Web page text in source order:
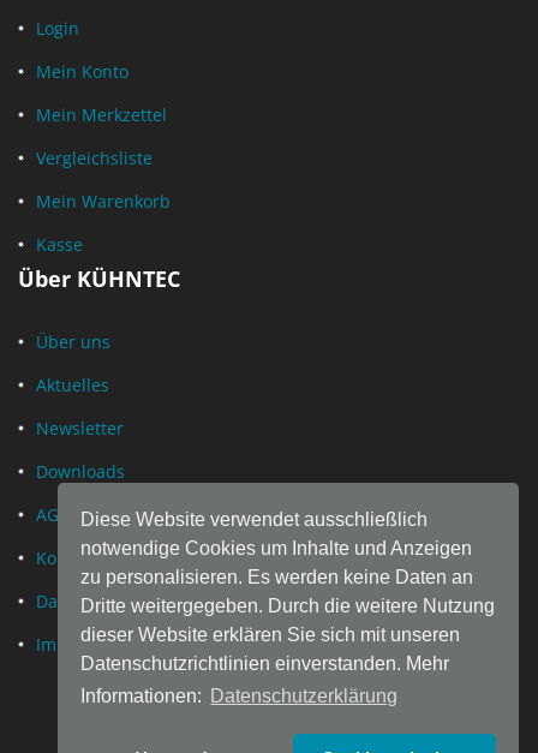
Diese Website verwendet ausschließlich
notwendige Cookies um Inhalte und Anzeigen
zu personalisieren. Es werden keine Daten an
Dritte weitergegeben. Durch die weitere Nutzung
dieser Website erklären Sie sich mit unseren
Datenschutzrichtlinien einverstanden. Mehr
Informationen:
Datenschutzerklärung
Login
Mein Konto
Mein Merkzettel
Vergleichsliste
Mein Warenkorb
Kasse
Über KÜHNTEC
Über uns
Aktuelles
Newsletter
Downloads
AGB
Kontakt
Datenschutz
Impressum